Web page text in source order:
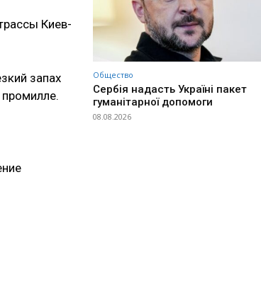
Киев-
запах
Общество
Сербія надасть Україні пакет
гуманітарної допомоги
08.08.2026